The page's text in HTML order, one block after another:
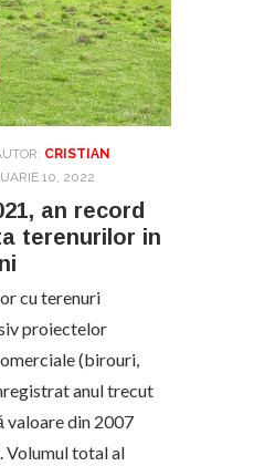
CRISTIAN
10, 2022
an record
terenurilor in
cu terenuri
proiectelor
(birouri,
anul trecut
valoare din 2007
Volumul total al